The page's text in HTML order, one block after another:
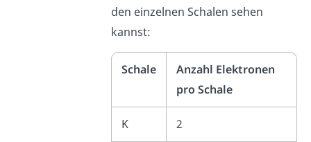
den einzelnen Schalen sehen
kannst:
Schale
Anzahl Elektronen
pro Schale
K 2